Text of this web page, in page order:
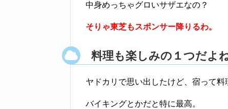
中身めっちゃグロいサザエなの？
そりゃ東芝もスポンサー降りるわ。
料理も楽しみの１つだよね
ヤドカリで思い出したけど、宿って料
バイキングとかだと特に最高。